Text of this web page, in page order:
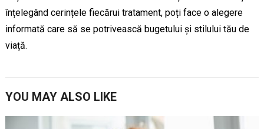
înțelegând cerințele fiecărui tratament, poți face o alegere
informată care să se potrivească bugetului și stilului tău de
viață.
YOU MAY ALSO LIKE